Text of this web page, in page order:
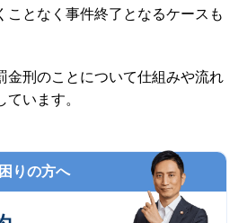
ことなく事件終了となるケースも
金刑のことについて仕組みや流れ
います。
りの方へ